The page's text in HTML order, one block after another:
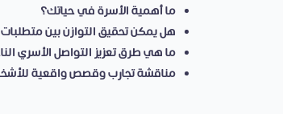
ما أهمية الأسرة في حياتك؟
هل يمكن تحقيق التوازن بين
ما هي طرق تعزيز التواصل الأسري
مناقشة تجارب وقصص واقعية